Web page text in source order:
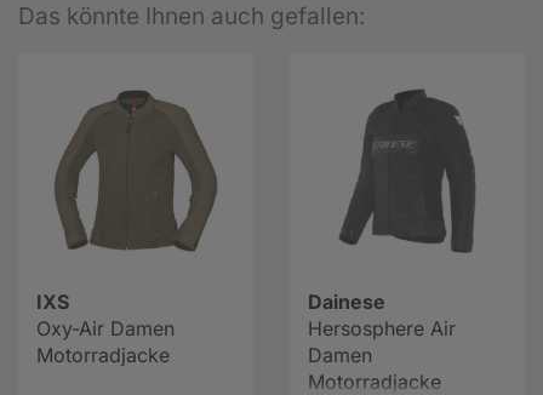
Das könnte Ihnen auch gefallen:
IXS
Oxy-Air Damen
Motorradjacke
Dainese
Hersosphere Air
Damen
Motorradjacke